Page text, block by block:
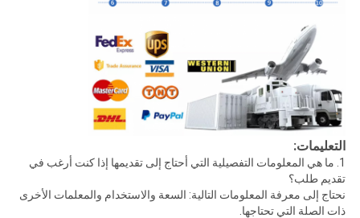
التعليمات:
1. ما هي المعلومات التفصيلية التي أحتاج إلى تقديمها إذا كنت أرغب في
تقديم طلب؟
نحتاج إلى معرفة المعلومات التالية: السعة والاستخدام والمعلمات الأخرى
ذات الصلة التي تحتاجها.